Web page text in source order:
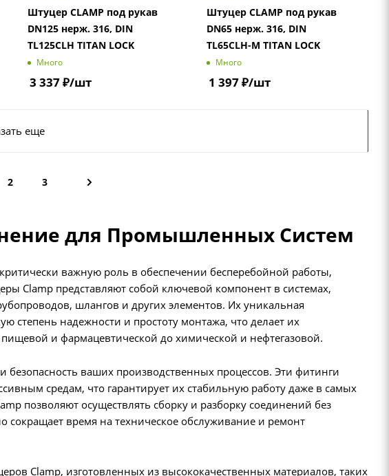
Штуцер CLAMP под рукав
DN125 нерж. 316, DIN
TL125CLH TITAN LOCK
Много
3 337₽/шт
Штуцер CLAMP под рукав
DN65 нерж. 316, DIN
TL65CLH-M TITAN LOCK
Много
1 397₽/шт
еще
2 3
для Промышленных Систем
важную роль в обеспечении бесперебойной работы,
Clamp представляют собой ключевой компонент в системах,
шлангов и других элементов. Их уникальная
степень надежности и простоту монтажа, что делает их
и фармацевтической до химической и нефтегазовой.
безопасность ваших производственных процессов. Эти фитинги
средам, что гарантирует их стабильную работу даже в самых
позволяют осуществлять сборку и разборку соединений без
сокращает время на техническое обслуживание и ремонт
Clamp, изготовленных из высококачественных материалов, таких